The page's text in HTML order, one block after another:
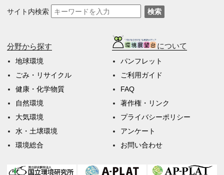
サイト内検索 検索
分野から探す
地球環境
ごみ・リサイクル
健康・化学物質
自然環境
大気環境
水・土壌環境
環境総合
について
パンフレット
ご利用ガイド
FAQ
著作権・リンク
プライバシーポリシー
アンケート
お問い合わせ